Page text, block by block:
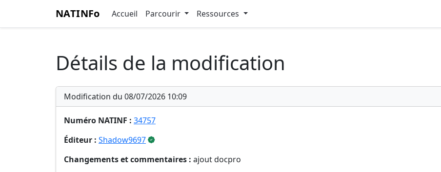
NATINFo Accueil Parcourir Ressources
Détails de la modification
Modification du 08/07/2026 10:09
Numéro NATINF : 34757
Éditeur : Shadow9697
Changements et commentaires : ajout docpro